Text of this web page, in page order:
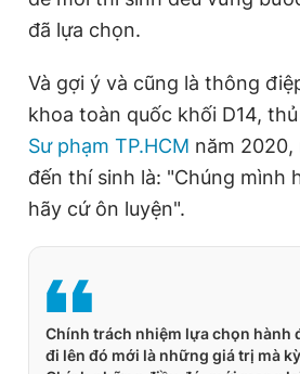
đã lựa chọn.
Và gợi ý và cũng là thông
khoa toàn quốc khối D14,
Sư phạm TP.HCM năm 2020,
đến thí sinh là: "Chúng mình
hãy cứ ôn luyện".
Chính trách nhiệm lựa chọn hành
đi lên đó mới là những giá trị mà